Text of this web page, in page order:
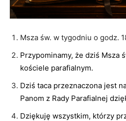
Msza św. w tygodniu o godz.
Przypominamy, że dziś Msza
kościele parafialnym.
Dziś taca przeznaczona jest
Panom z Rady Parafialnej
Dziękuję wszystkim, którzy